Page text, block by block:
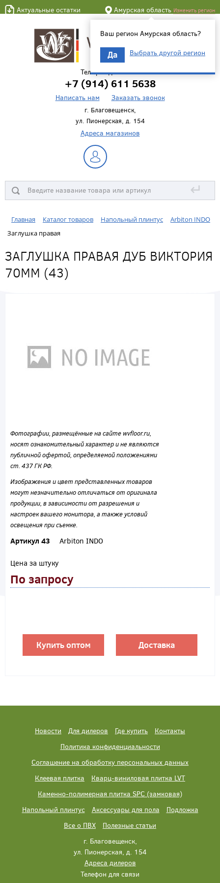
Актуальные остатки Амурская область Изменить регион
Ваш регион Амурская область?
Да Выбрать другой регион
Телефон для связи
+7 (914) 611 5638
Написать нам Заказать звонок
г. Благовещенск,
ул. Пионерская, д. 154
Адреса магазинов
↵
Главная Каталог товаров Напольный плинтус
Arbiton INDO
Заглушка правая
ЗАГЛУШКА ПРАВАЯ ДУБ ВИКТОРИЯ
70ММ (43)
Фотографии, размещённые на сайте wvfloor.ru,
носят ознакомительный характер и не являются
публичной офертой, определяемой положениями
ст. 437 ГК РФ.
Изображения и цвет представленных товаров
могут незначительно отличаться от оригинала
продукции, в зависимости от разрешения и
настроек вашего монитора, а также условий
освещения при съемке.
Артикул 43 Arbiton INDO
Цена за штуку
По запросу
Купить оптом Доставка
Новости Для дилеров Где купить
Контакты
Политика конфиденциальности
Соглашение на обработку персональных данных
Клеевая плитка
Кварц-виниловая плитка LVT
Каменно-полимерная плитка SPC (замковая)
Напольный плинтус
Аксессуары для пола
Подложка
Все о ПВХ
Полезные статьи
г. Благовещенск,
ул. Пионерская, д. 154
Адреса дилеров
Телефон для связи